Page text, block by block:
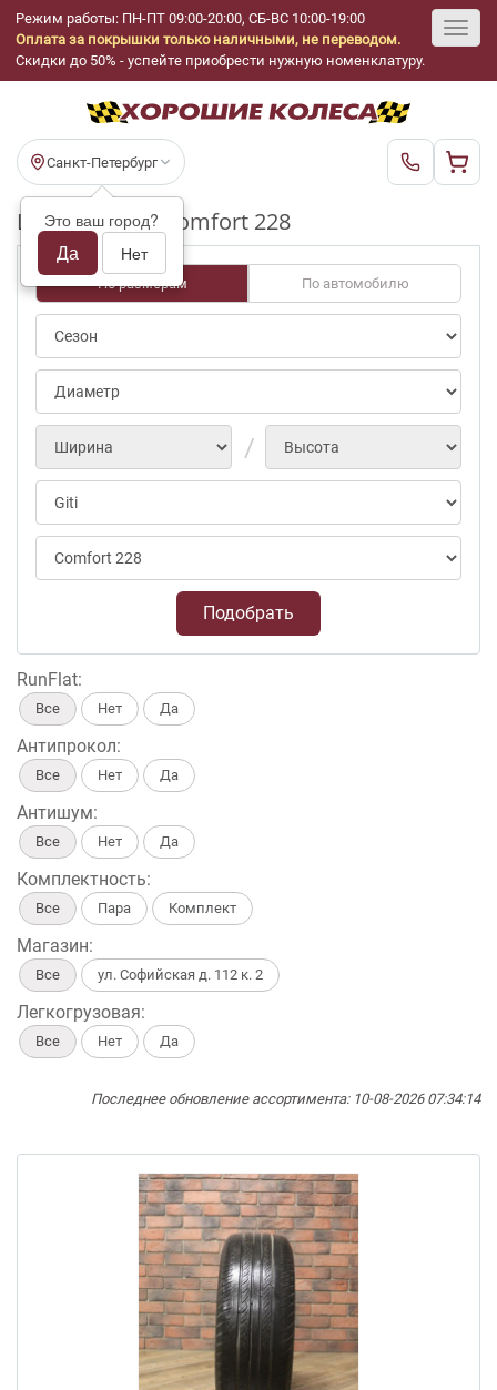
Режим работы: ПН-ПТ 09:00-20:00, СБ-ВС 10:00-19:00
Оплата за покрышки только наличными, не переводом.
Скидки до 50% - успейте приобрести нужную номенклатуру.
Санкт-Петербург
Это ваш город?
Да Нет
Шины бу Giti Comfort 228
По размерам По автомобилю
Подобрать
RunFlat:
Все Нет Да
Антипрокол:
Все Нет Да
Антишум:
Все Нет Да
Комплектность:
Все Пара Комплект
Магазин:
Все ул. Софийская д. 112 к. 2
Легкогрузовая:
Все Нет Да
Последнее обновление ассортимента: 10-08-2026 07:34:14